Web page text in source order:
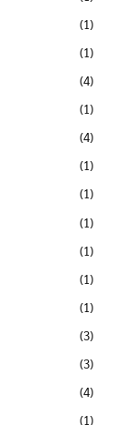
(1)
(1)
(4)
(1)
(4)
(1)
(1)
(1)
(1)
(1)
(1)
(3)
(3)
(4)
(1)